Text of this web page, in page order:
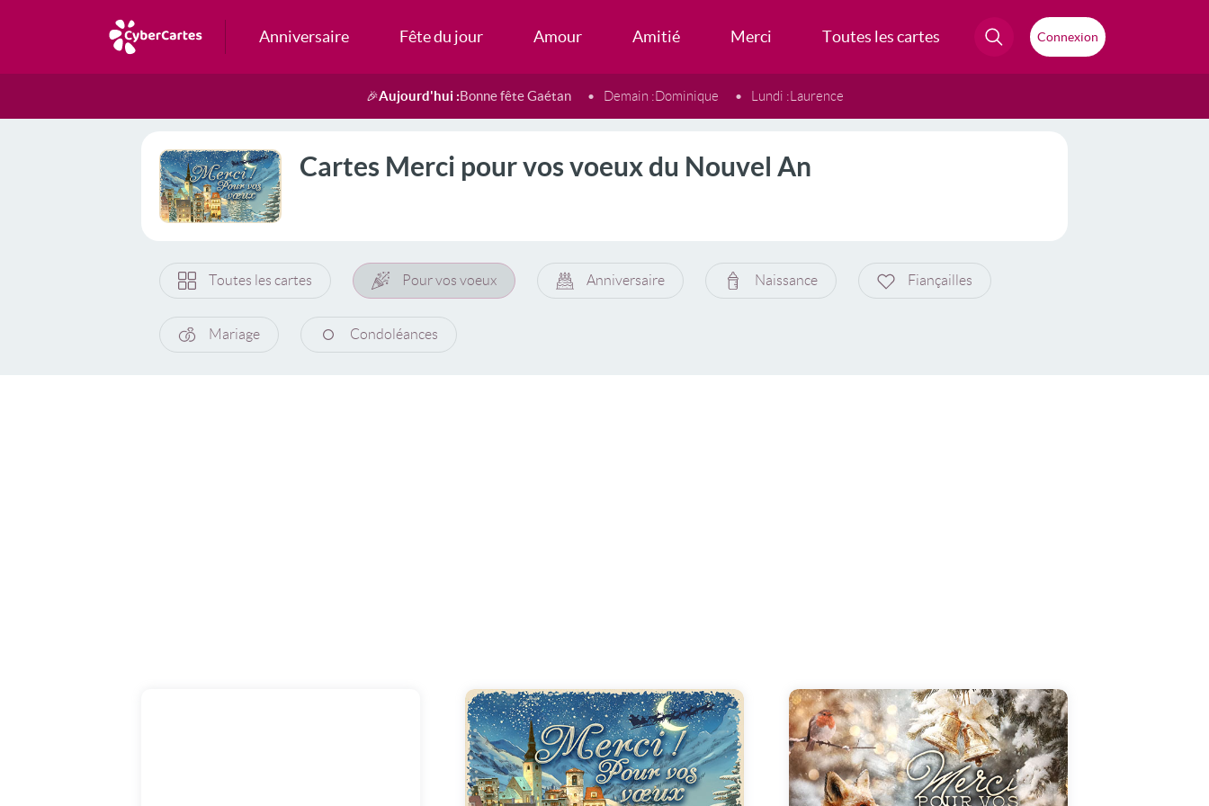
Anniversaire Fête du jour Amour Amitié Merci Toutes les cartes Connexion
🎉Aujourd'hui :Bonne fête Gaétan Demain :Dominique Lundi :Laurence
Cartes Merci pour vos voeux du Nouvel An
Toutes les cartes Pour vos voeux Anniversaire Naissance Fiançailles
Mariage Condoléances